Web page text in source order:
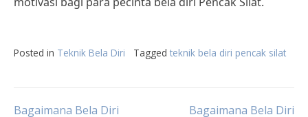
Posted in Teknik Bela Diri Tagged teknik bela diri pencak silat
Bagaimana Bela Diri Bagaimana Bela Diri